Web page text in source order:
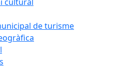
de turisme